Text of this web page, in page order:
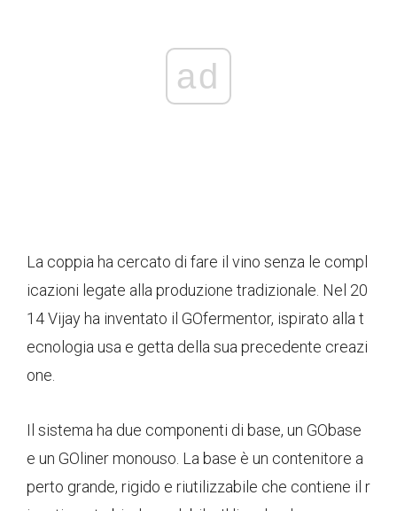
ad
La coppia ha cercato di fare il vino senza le compl
icazioni legate alla produzione tradizionale. Nel 20
14 Vijay ha inventato il GOfermentor, ispirato alla t
ecnologia usa e getta della sua precedente creazi
one.
Il sistema ha due componenti di base, un GObase
e un GOliner monouso. La base è un contenitore a
perto grande, rigido e riutilizzabile che contiene il r